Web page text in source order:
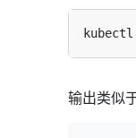
输出类似于